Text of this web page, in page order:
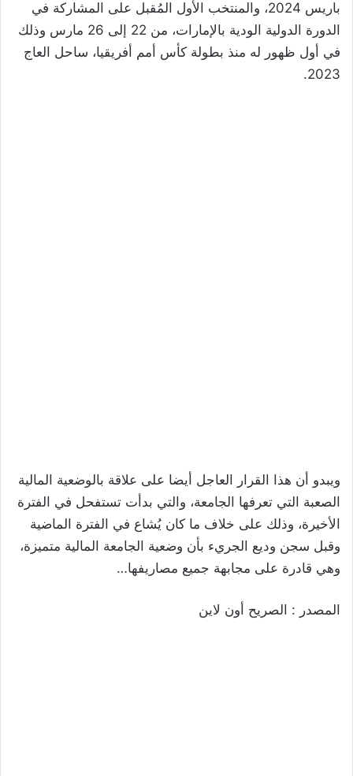
باريس 2024، والمنتخب الأول المُقبل على المشاركة في
الدورة الدولية الودية بالإمارات، من 22 إلى 26 مارس وذلك
في أول ظهور له منذ بطولة كأس أمم أفريقيا، ساحل العاج
2023.
ويبدو أن هذا القرار العاجل أيضا على علاقة بالوضعية المالية
الصعبة التي تعرفها الجامعة، والتي بدأت تستفحل في الفترة
الأخيرة، وذلك على خلاف ما كان يُشاع في الفترة الماضية
وقبل سجن وديع الجريء بأن وضعية الجامعة المالية متميزة،
وهي قادرة على مجابهة جميع مصاريفها…
المصدر : الصريح أون لاين